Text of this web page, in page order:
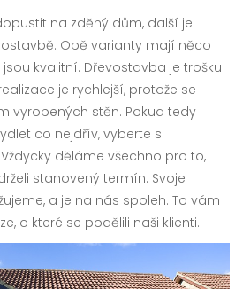
na zděný dům, další je
Obě varianty mají něco
kvalitní. Dřevostavba je trošku
je rychlejší, protože se
vyrobených stěn. Pokud tedy
co nejdřív, vyberte si
děláme všechno pro to,
stanovený termín. Svoje
a je na nás spoleh. To vám
o které se podělili naši klienti.